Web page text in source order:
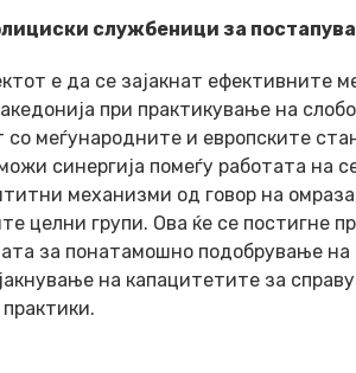
службеници за
е да се зајакнат ефективните
при практикување на
со меѓународните и европските
синергија помеѓу работата на
механизми од говор на
целни групи. Ова ќе се постигне
за понатамошно подобрување на
на капацитетите за